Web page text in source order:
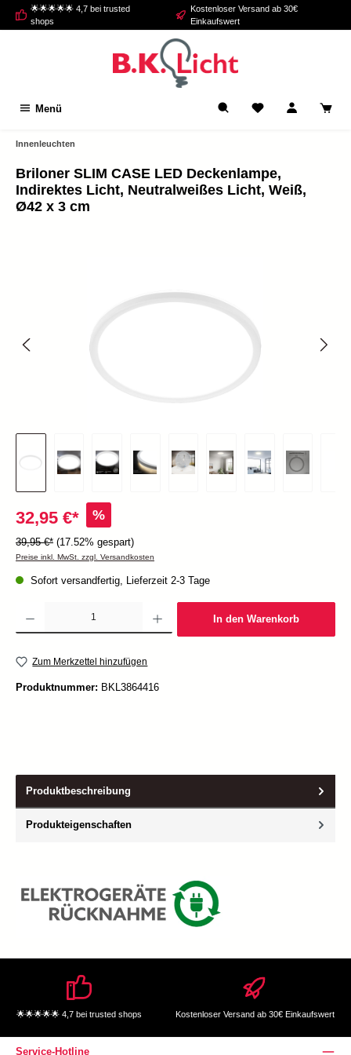
springen
🌟🌟🌟🌟🌟 4,7 bei trusted
shops
Kostenloser Versand ab 30€
Einkaufswert
Menü
Innenleuchten
Briloner SLIM CASE LED Deckenlampe,
Indirektes Licht, Neutralweißes Licht, Weiß,
Ø42 x 3 cm
32,95 €* %
39,95 €* (17.52% gespart)
Preise inkl. MwSt. zzgl. Versandkosten
Sofort versandfertig, Lieferzeit 2-3 Tage
Produkt Anzahl: Gib den gewünschten Wert ein oder benutze die Schaltflächen um die
In den Warenkorb
Zum Merkzettel hinzufügen
Produktnummer: BKL3864416
Produktbeschreibung
Produkteigenschaften
🌟🌟🌟🌟🌟 4,7 bei trusted shops Kostenloser Versand ab 30€ Einkaufswert
Service-Hotline